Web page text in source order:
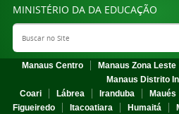
MINISTÉRIO DA DA EDUCAÇÃO
Search Site
Manaus Centro Manaus Zona Leste
Manaus Distrito
Coari
Lábrea Iranduba Maués
Figueiredo
Itacoatiara Humaitá